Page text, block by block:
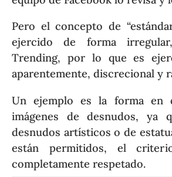
Pero el concepto de
ejercido de forma
Trending, por lo que es
aparentemente, discrecional y
Un ejemplo es la forma en
imágenes de desnudos, ya
desnudos artísticos o de
están permitidos, el
completamente respetado.